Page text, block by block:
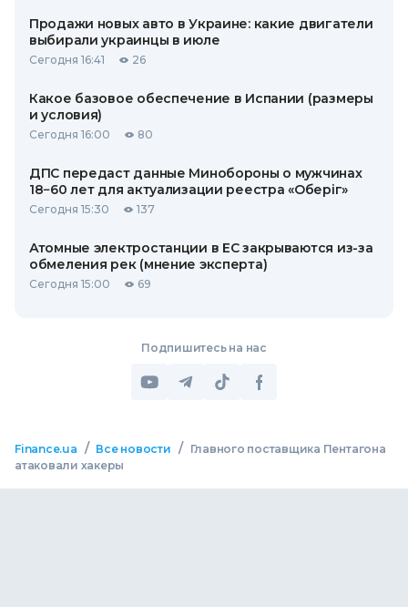
Продажи новых авто в Украине: какие двигатели
выбирали украинцы в июле
Сегодня 16:41 26
Какое базовое обеспечение в Испании (размеры
и условия)
Сегодня 16:00 80
ДПС передаст данные Минобороны о мужчинах
18−60 лет для актуализации реестра «Оберіг»
Сегодня 15:30 137
Атомные электростанции в ЕС закрываются из-за
обмеления рек (мнение эксперта)
Сегодня 15:00 69
Подпишитесь на нас
Finance.ua / Все новости /
Главного поставщика Пентагона
атаковали хакеры